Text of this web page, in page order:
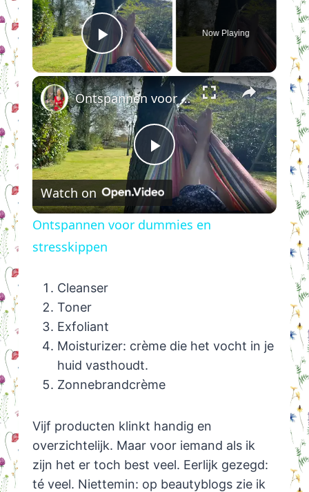
Play Video
Now Playing
×
Play
Video
Ontspannen voor dummies en stresskippen
Watch on
Ontspannen voor dummies en
stresskippen
Cleanser
Toner
Exfoliant
Moisturizer: crème die het vocht in je
huid vasthoudt.
Zonnebrandcrème
Vijf producten klinkt handig en
overzichtelijk. Maar voor iemand als ik
zijn het er toch best veel. Eerlijk gezegd:
té veel. Niettemin: op beautyblogs zie ik